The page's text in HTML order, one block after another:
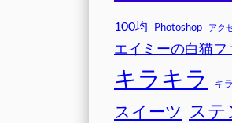
100均 Photoshop アク
エイミーの白猫フ
キラキラ キ
スイーツ ステ